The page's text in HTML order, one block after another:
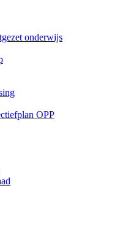
onderwijs
OPP